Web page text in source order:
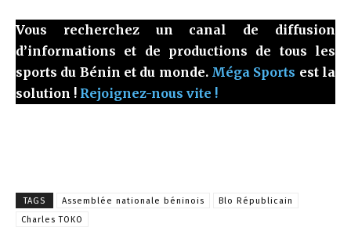
Vous recherchez un canal de diffusion
d’informations et de productions de tous les
sports du Bénin et du monde. Méga Sports est la
solution ! Rejoignez-nous vite !
TAGS Assemblée nationale béninois
Blo Républicain
Charles TOKO